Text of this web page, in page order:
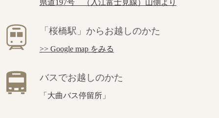
県道197号 （入江富士見線）山側より
「桜橋駅」からお越しのかた
>> Google map をみる
バスでお越しのかた
「大曲バス停留所」